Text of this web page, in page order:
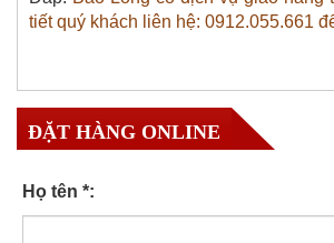
tiết quý khách liên hệ: 0912.055.661
ĐẶT HÀNG ONLINE
Họ tên *: